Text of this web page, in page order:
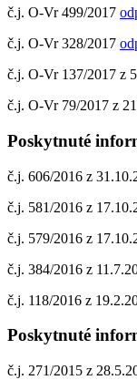
č.j. O-Vr 499/2017
č.j. O-Vr 328/2017
č.j. O-Vr 137/2017 z
č.j. O-Vr 79/2017 z
Poskytnuté
č.j. 606/2016 z
č.j. 581/2016 z
č.j. 579/2016 z
č.j. 384/2016 z
č.j. 118/2016 z
Poskytnuté
č.j. 271/2015 z